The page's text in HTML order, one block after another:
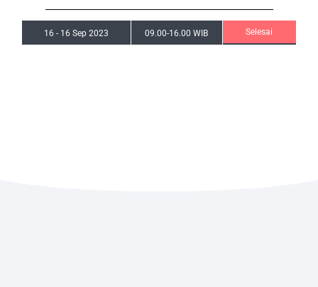
16 - 16 Sep 2023 09.00-16.00 WIB Selesai